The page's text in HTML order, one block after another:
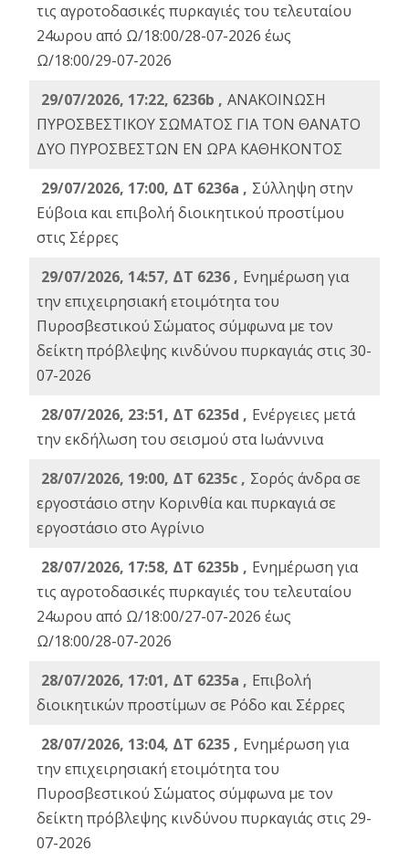
τις αγροτοδασικές πυρκαγιές του τελευταίου
24ωρου από Ω/18:00/28-07-2026 έως
Ω/18:00/29-07-2026
29/07/2026, 17:22, 6236b , ΑΝΑΚΟΙΝΩΣΗ
ΠΥΡΟΣΒΕΣΤΙΚΟΥ ΣΩΜΑΤΟΣ ΓΙΑ ΤΟΝ ΘΑΝΑΤΟ
ΔΥΟ ΠΥΡΟΣΒΕΣΤΩΝ ΕΝ ΩΡΑ ΚΑΘΗΚΟΝΤΟΣ
29/07/2026, 17:00, ΔΤ 6236a , Σύλληψη στην
Εύβοια και επιβολή διοικητικού προστίμου
στις Σέρρες
29/07/2026, 14:57, ΔΤ 6236 , Ενημέρωση για
την επιχειρησιακή ετοιμότητα του
Πυροσβεστικού Σώματος σύμφωνα με τον
δείκτη πρόβλεψης κινδύνου πυρκαγιάς στις 30-
07-2026
28/07/2026, 23:51, ΔΤ 6235d , Ενέργειες μετά
την εκδήλωση του σεισμού στα Ιωάννινα
28/07/2026, 19:00, ΔΤ 6235c , Σορός άνδρα σε
εργοστάσιο στην Κορινθία και πυρκαγιά σε
εργοστάσιο στο Αγρίνιο
28/07/2026, 17:58, ΔΤ 6235b , Ενημέρωση για
τις αγροτοδασικές πυρκαγιές του τελευταίου
24ωρου από Ω/18:00/27-07-2026 έως
Ω/18:00/28-07-2026
28/07/2026, 17:01, ΔΤ 6235a , Eπιβολή
διοικητικών προστίμων σε Ρόδο και Σέρρες
28/07/2026, 13:04, ΔΤ 6235 , Ενημέρωση για
την επιχειρησιακή ετοιμότητα του
Πυροσβεστικού Σώματος σύμφωνα με τον
δείκτη πρόβλεψης κινδύνου πυρκαγιάς στις 29-
07-2026